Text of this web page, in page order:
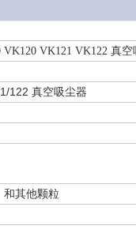
VK121 VK122 真
122 真空吸尘器
和其他颗粒